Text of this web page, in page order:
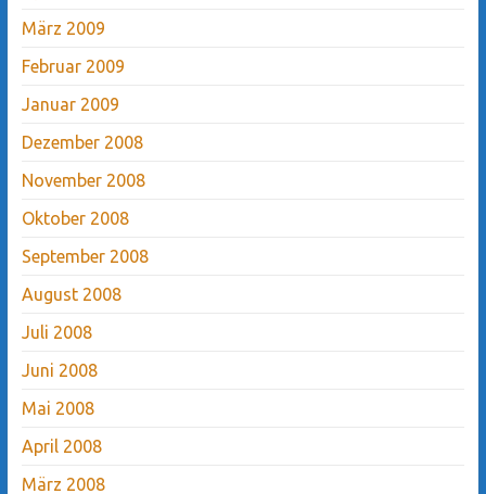
März 2009
Februar 2009
Januar 2009
Dezember 2008
November 2008
Oktober 2008
September 2008
August 2008
Juli 2008
Juni 2008
Mai 2008
April 2008
März 2008